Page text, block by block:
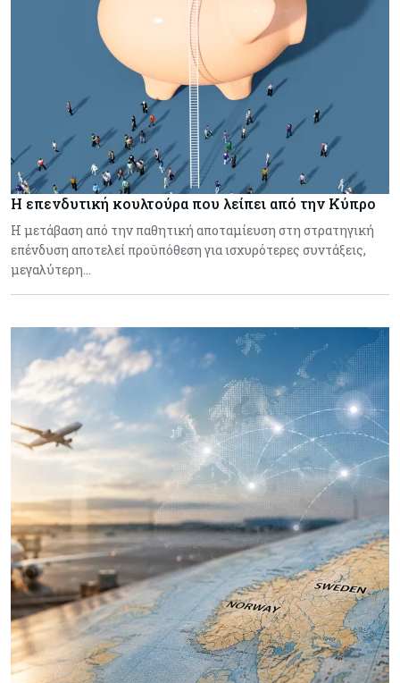
Η επενδυτική κουλτούρα που λείπει από την Κύπρο
Η μετάβαση από την παθητική αποταμίευση στη στρατηγική
επένδυση αποτελεί προϋπόθεση για ισχυρότερες συντάξεις,
μεγαλύτερη…